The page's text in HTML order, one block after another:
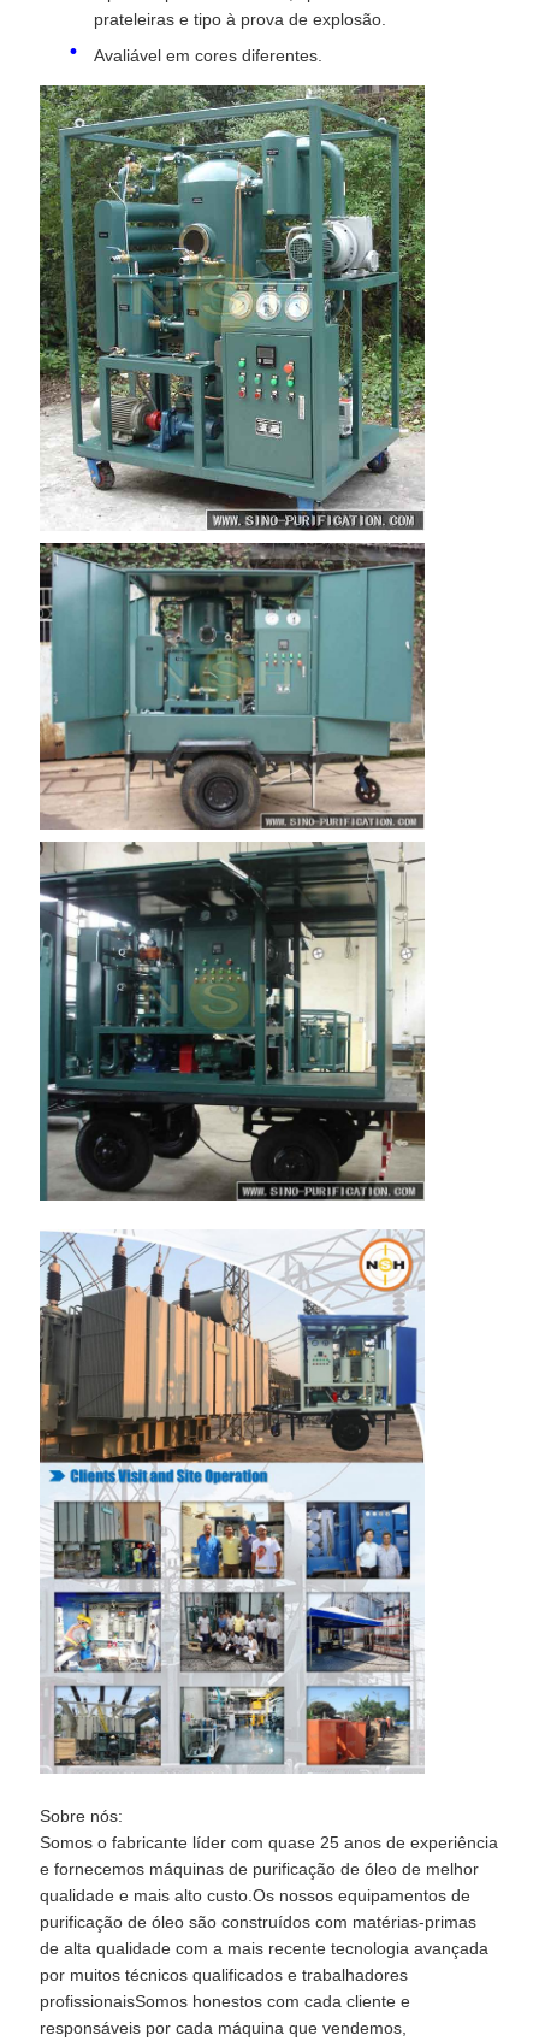
prateleiras e tipo à prova de explosão.
Avaliável em cores diferentes.
Sobre nós:
Somos o fabricante líder com quase 25 anos de experiência
e fornecemos máquinas de purificação de óleo de melhor
qualidade e mais alto custo.Os nossos equipamentos de
purificação de óleo são construídos com matérias-primas
de alta qualidade com a mais recente tecnologia avançada
por muitos técnicos qualificados e trabalhadores
profissionaisSomos honestos com cada cliente e
responsáveis por cada máquina que vendemos,